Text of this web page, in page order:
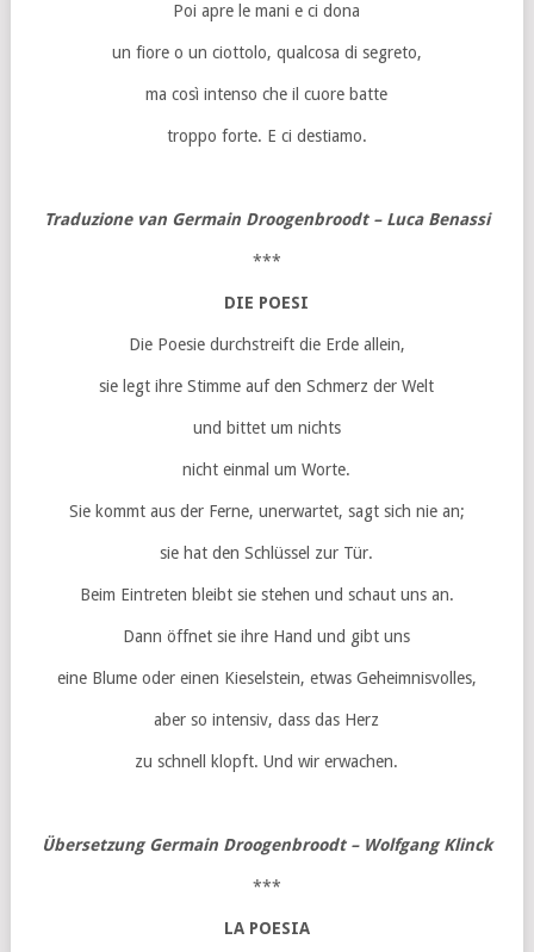
Poi apre le mani e ci dona
un fiore o un ciottolo, qualcosa di segreto,
ma così intenso che il cuore batte
troppo forte. E ci destiamo.
Traduzione van Germain Droogenbroodt – Luca Benassi
***
DIE POESI
Die Poesie durchstreift die Erde allein,
sie legt ihre Stimme auf den Schmerz der Welt
und bittet um nichts
nicht einmal um Worte.
Sie kommt aus der Ferne, unerwartet, sagt sich nie an;
sie hat den Schlüssel zur Tür.
Beim Eintreten bleibt sie stehen und schaut uns an.
Dann öffnet sie ihre Hand und gibt uns
eine Blume oder einen Kieselstein, etwas Geheimnisvolles,
aber so intensiv, dass das Herz
zu schnell klopft. Und wir erwachen.
Übersetzung Germain Droogenbroodt – Wolfgang Klinck
***
LA POESIA